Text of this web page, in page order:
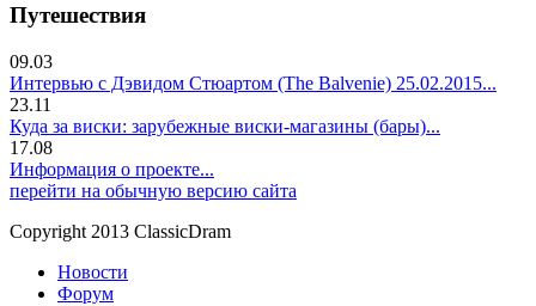
Путешествия
09.03
Интервью с Дэвидом Стюартом (The Balvenie) 25.02.2015...
23.11
Куда за виски: зарубежные виски-магазины (бары)...
17.08
Информация о проекте...
перейти на обычную версию сайта
Copyright 2013 ClassicDram
Новости
Форум